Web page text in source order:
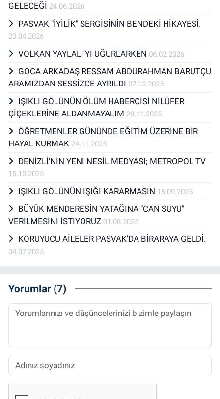
GELECEĞİ 24.06.2026
PASVAK "İYİLİK" SERGİSİNİN BENDEKİ HİKAYESİ.
20.04.2026
VOLKAN YAYLALI'YI UĞURLARKEN 06.02.2026
GOCA ARKADAŞ RESSAM ABDURAHMAN BARUTÇU
ARAMIZDAN SESSİZCE AYRILDI 07.12.2025
IŞIKLI GÖLÜNÜN ÖLÜM HABERCİSİ NİLÜFER
ÇİÇEKLERİNE ALDANMAYALIM 28.11.2025
ÖĞRETMENLER GÜNÜNDE EĞİTİM ÜZERİNE BİR
HAYAL KURMAK 24.11.2025
DENİZLİ’NİN YENİ NESİL MEDYASI; METROPOL TV
15.10.2025
IŞIKLI GÖLÜNÜN IŞIĞI KARARMASIN 15.09.2025
BÜYÜK MENDERESİN YATAĞINA "CAN SUYU"
VERİLMESİNİ İSTİYORUZ 31.08.2025
KORUYUCU AİLELER PASVAK’DA BİRARAYA GELDİ.
04.07.2025
Yorumlar (7)